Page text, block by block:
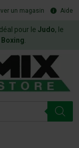
un magasin Aide
pour le Judo, le
Boxing